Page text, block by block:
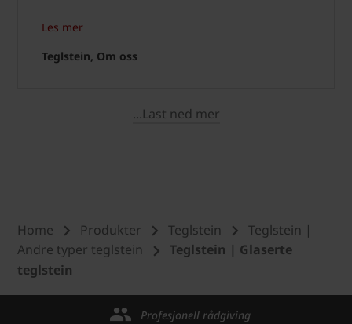
Les mer
Teglstein, Om oss
...Last ned mer
Home Produkter Teglstein
Teglstein |
Andre typer teglstein
Teglstein | Glaserte
teglstein
Profesjonell rådgiving